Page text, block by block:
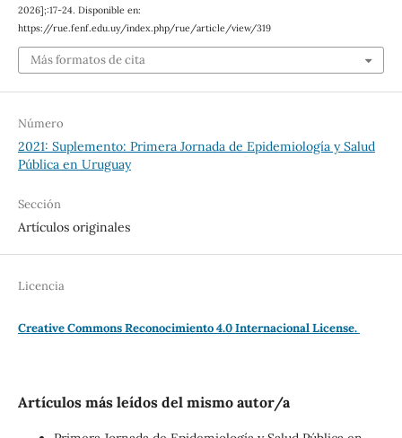
2026];:17-24. Disponible en:
https://rue.fenf.edu.uy/index.php/rue/article/view/319
Más formatos de cita
Número
2021: Suplemento: Primera Jornada de Epidemiología y Salud
Pública en Uruguay
Sección
Artículos originales
Licencia
Creative Commons Reconocimiento 4.0 Internacional License.
Artículos más leídos del mismo autor/a